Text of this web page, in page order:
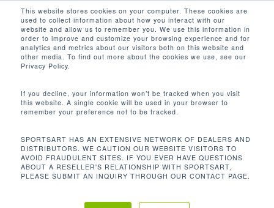
This website stores cookies on your computer. These cookies are
used to collect information about how you interact with our
website and allow us to remember you. We use this information in
order to improve and customize your browsing experience and for
analytics and metrics about our visitors both on this website and
other media. To find out more about the cookies we use, see our
Privacy Policy.
If you decline, your information won’t be tracked when you visit
this website. A single cookie will be used in your browser to
remember your preference not to be tracked.
SPORTSART HAS AN EXTENSIVE NETWORK OF DEALERS AND
DISTRIBUTORS. WE CAUTION OUR WEBSITE VISITORS TO
AVOID FRAUDULENT SITES. IF YOU EVER HAVE QUESTIONS
ABOUT A RESELLER'S RELATIONSHIP WITH SPORTSART,
PLEASE SUBMIT AN INQUIRY THROUGH OUR CONTACT PAGE.
main
content
search
Inicio Discontinued
Nuestro exclusivo diseño de función dual empuje
Close
Menu